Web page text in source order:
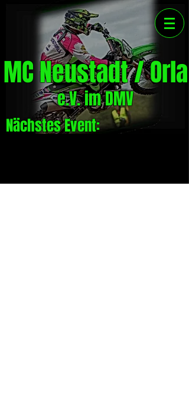
MC Neustadt / Orla
e.V. im DMV
Nächstes Event: